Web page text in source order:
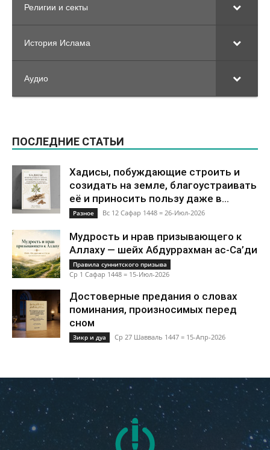
Религии и секты
История Ислама
Аудио
ПОСЛЕДНИЕ СТАТЬИ
Хадисы, побуждающие строить и
созидать на земле, благоустраивать
её и приносить пользу даже в...
Разное Вс 12 Сафар 1448 = 26-Июл-2026
Мудрость и нрав призывающего к
Аллаху — шейх Абдуррахман ас-Са’ди
Правила суннитского призыва
Ср 1 Сафар 1448 = 15-Июл-2026
Достоверные предания о словах
поминания, произносимых перед
сном
Зикр и дуа Ср 27 Шавваль 1447 = 15-Апр-2026